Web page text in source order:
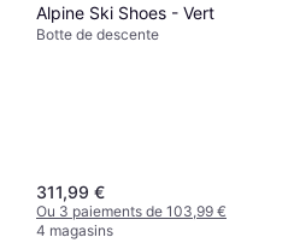
Alpine Ski Shoes - Vert
Botte de descente
311,99 €
Ou 3 paiements de 103,99 €
4 magasins